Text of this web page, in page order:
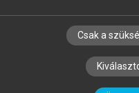
SZERZŐKNEK
SZERKESZTÉSI
Csak a